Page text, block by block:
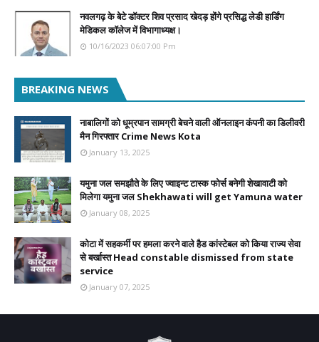
नवलगढ़ के बेटे डॉक्टर शिव प्रसाद खेदड़ होंगे प्रसिद्ध लेडी हार्डिंग
मेडिकल कॉलेज में विभागाध्यक्ष।
10/16/2023 06:07:00 Pm
BREAKING NEWS
नाबालिगों को धूम्रपान सामग्री बेचने वाली ऑनलाइन कंपनी का डिलीवरी
मैन गिरफ्तार Crime News Kota
January 13, 2025
यमुना जल समझौते के लिए ज्वाइन्ट टास्क फोर्स बनेगी शेखावाटी को
मिलेगा यमुना जल Shekhawati will get Yamuna water
January 08, 2025
कोटा में सहकर्मी पर हमला करने वाले हैड कांस्टेबल को किया राज्य सेवा
से बर्खास्त Head constable dismissed from state
service
January 07, 2025